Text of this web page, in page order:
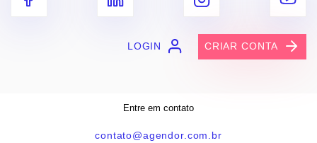
LOGIN CRIAR CONTA
Entre em contato
contato@agendor.com.br